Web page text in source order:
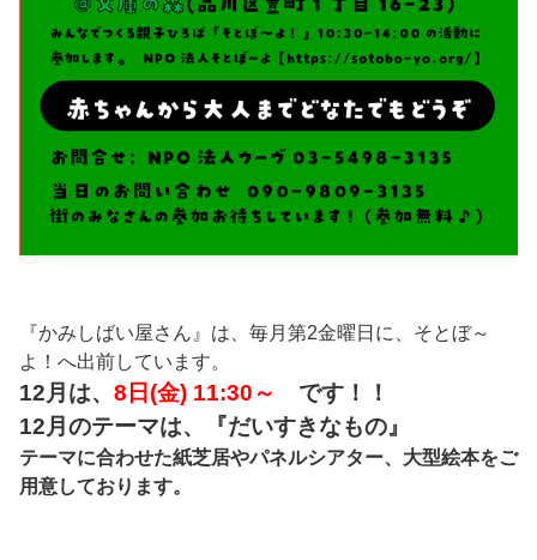
『かみしばい屋さん』は、毎月第2金曜日に、そとぼ～
よ！へ出前しています。
12月は、 8日(金) 11:30～
です！！
12月のテーマは、『だいすきなもの』
テーマに合わせた紙芝居やパネルシアター、大型絵本をご
用意しております。